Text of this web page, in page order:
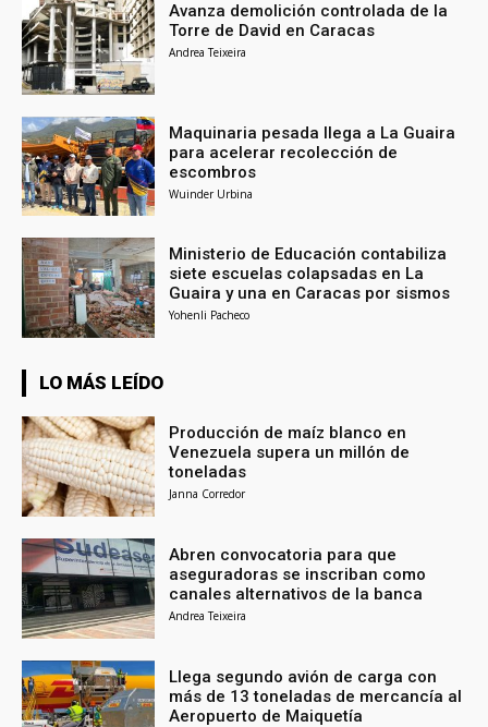
Avanza demolición controlada de la
Torre de David en Caracas
Andrea Teixeira
Maquinaria pesada llega a La Guaira
para acelerar recolección de
escombros
Wuinder Urbina
Ministerio de Educación contabiliza
siete escuelas colapsadas en La
Guaira y una en Caracas por sismos
Yohenli Pacheco
LO MÁS LEÍDO
Producción de maíz blanco en
Venezuela supera un millón de
toneladas
Janna Corredor
Abren convocatoria para que
aseguradoras se inscriban como
canales alternativos de la banca
Andrea Teixeira
Llega segundo avión de carga con
más de 13 toneladas de mercancía al
Aeropuerto de Maiquetía